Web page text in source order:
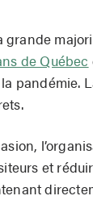
grande
de Québec
pandémie.
et